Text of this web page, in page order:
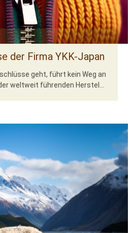
der Firma YKK-Japan
geht, führt kein Weg an
weltweit führenden Herstel...